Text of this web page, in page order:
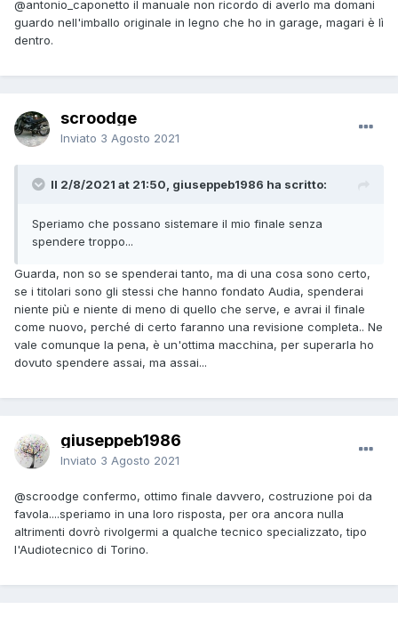
@antonio_caponetto il manuale non ricordo di averlo ma domani
guardo nell'imballo originale in legno che ho in garage, magari è lì
dentro.
scroodge
Inviato 3 Agosto 2021
Il 2/8/2021 at 21:50, giuseppeb1986 ha scritto:
Speriamo che possano sistemare il mio finale senza
spendere troppo...
Guarda, non so se spenderai tanto, ma di una cosa sono certo,
se i titolari sono gli stessi che hanno fondato Audia, spenderai
niente più e niente di meno di quello che serve, e avrai il finale
come nuovo, perché di certo faranno una revisione completa.. Ne
vale comunque la pena, è un'ottima macchina, per superarla ho
dovuto spendere assai, ma assai...
giuseppeb1986
Inviato 3 Agosto 2021
@scroodge confermo, ottimo finale davvero, costruzione poi da
favola....speriamo in una loro risposta, per ora ancora nulla
altrimenti dovrò rivolgermi a qualche tecnico specializzato, tipo
l'Audiotecnico di Torino.